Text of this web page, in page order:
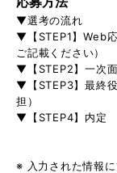
▼選考の流れ
▼【STEP1】Web
ご記載ください）
▼【STEP2】一次面
▼【STEP3】最終
担）
▼【STEP4】内定
※ 入力された情報